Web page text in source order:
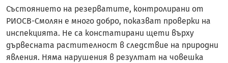
Състоянието на резерватите, контролирани от
РИОСВ-Смолян е много добро, показват проверки на
инспекцията. Не са констатирани щети върху
дървесната растителност в следствие на природни
явления. Няма нарушения в резултат на човешка